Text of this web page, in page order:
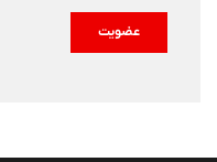
عضویت